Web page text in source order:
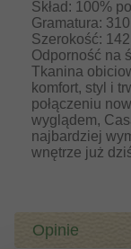
Skład: 100%
Gramatura:
Szerokość:
Odporność na
Tkanina
komfort, styl i
połączeniu
wyglądem,
najbardziej
wnętrze już
Opinie